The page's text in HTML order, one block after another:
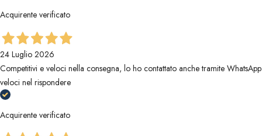
Acquirente verificato
24 Luglio 2026
Competitivi e veloci nella consegna, lo ho contattato anche tramite WhatsApp
veloci nel rispondere
Acquirente verificato